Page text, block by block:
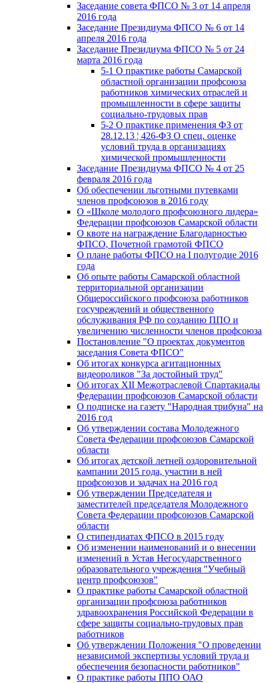
Заседание совета ФПСО № 3 от 14 апреля
2016 года
Заседание Президиума ФПСО № 6 от 14
апреля 2016 года
Заседание Президиума ФПСО № 5 от 24
марта 2016 года
5-1 О практике работы Самарской
областной организации профсоюза
работников химических отраслей и
промышленности в сфере защиты
социально-трудовых прав
5-2 О практике применения ФЗ от
28.12.13 ¦ 426-ФЗ О спец. оценке
условий труда в организациях
химической промышленности
Заседание Президиума ФПСО № 4 от 25
февраля 2016 года
Об обеспечении льготными путевками
членов профсоюзов в 2016 году
О «Школе молодого профсоюзного лидера»
Федерации профсоюзов Самарской области
О квоте на награждение Благодарностью
ФПСО, Почетной грамотой ФПСО
О плане работы ФПСО на I полугодие 2016
года
Об опыте работы Самарской областной
территориальной организации
Общероссийского профсоюза работников
госучреждений и общественного
обслуживания РФ по созданию ППО и
увеличению численности членов профсоюза
Постановление "О проектах документов
заседания Совета ФПСО"
Об итогах конкурса агитационных
видеороликов "За достойный труд"
Об итогах XII Межотраслевой Спартакиады
Федерации профсоюзов Самарской области
О подписке на газету "Народная трибуна" на
2016 год
Об утверждении состава Молодежного
Совета Федерации профсоюзов Самарской
области
Об итогах детской летней оздоровительной
кампании 2015 года, участии в ней
профсоюзов и задачах на 2016 год
Об утверждении Председателя и
заместителей председателя Молодежного
Совета Федерации профсоюзов Самарской
области
О стипендиатах ФПСО в 2015 году
Об изменении наименований и о внесении
изменений в Устав Негосударственного
образовательного учреждения "Учебный
центр профсоюзов"
О практике работы Самарской областной
организации профсоюза работников
здравоохранения Российской Федерации в
сфере защиты социально-трудовых прав
работников
Об утверждении Положения "О проведении
независимой экспертизы условий труда и
обеспечения безопасности работников"
О практике работы ППО ОАО